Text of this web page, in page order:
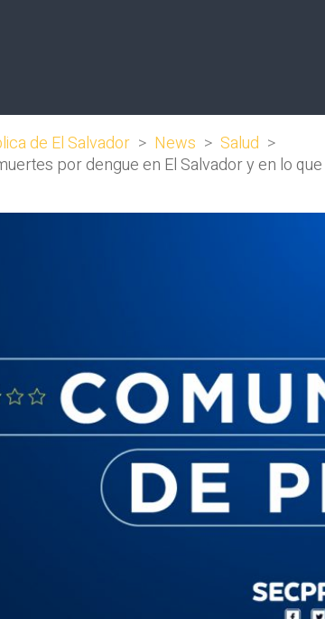
de El Salvador > News > Salud >
por dengue en El Salvador y en lo